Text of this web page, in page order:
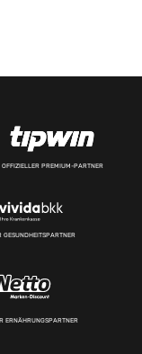
OFFIZIELLER PREMIUM-PARTNER
GESUNDHEITSPARTNER
ERNÄHRUNGSPARTNER